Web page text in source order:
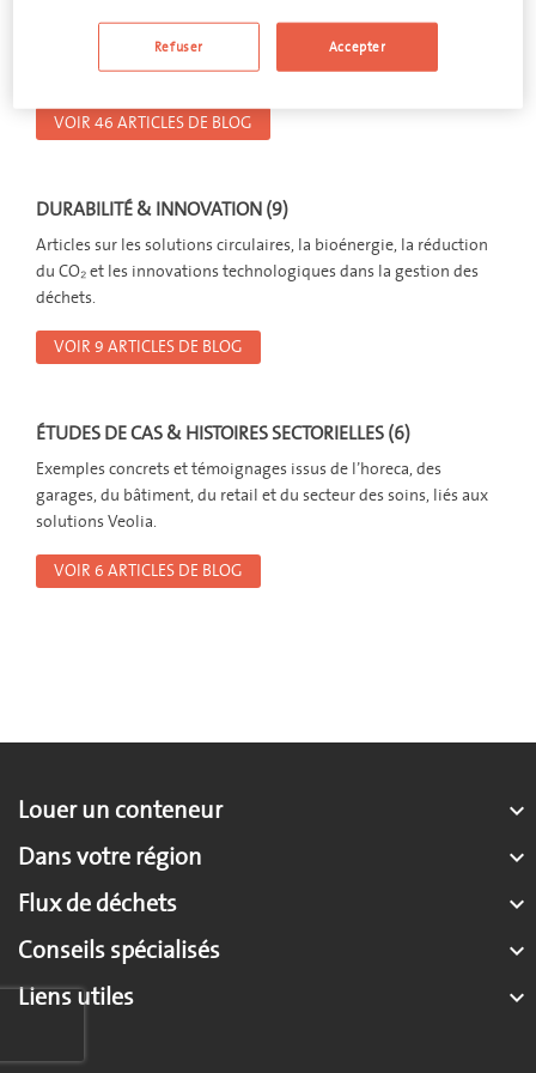
Conseils pratiques, erreurs à éviter et optimisations pour une
gestion des déchets plus efficace dans les entreprises.
VOIR 46 ARTICLES DE BLOG
DURABILITÉ & INNOVATION (9)
Articles sur les solutions circulaires, la bioénergie, la réduction
du CO₂ et les innovations technologiques dans la gestion des
déchets.
VOIR 9 ARTICLES DE BLOG
ÉTUDES DE CAS & HISTOIRES SECTORIELLES (6)
Exemples concrets et témoignages issus de l’horeca, des
garages, du bâtiment, du retail et du secteur des soins, liés aux
solutions Veolia.
VOIR 6 ARTICLES DE BLOG
Louer un conteneur 
Dans votre région 
Flux de déchets 
Conseils spécialisés 
Liens utiles 
Refuser Accepter